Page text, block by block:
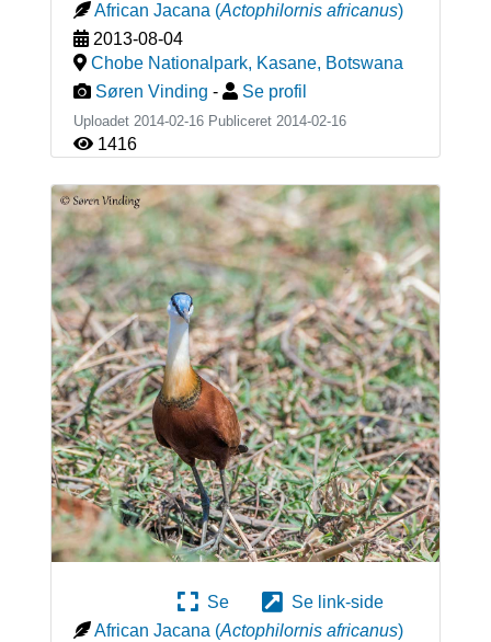
African Jacana (Actophilornis africanus)
2013-08-04
Chobe Nationalpark, Kasane, Botswana
Søren Vinding - Se profil
Uploadet 2014-02-16 Publiceret 2014-02-16
1416
Se
Se link-side
African Jacana (Actophilornis africanus)